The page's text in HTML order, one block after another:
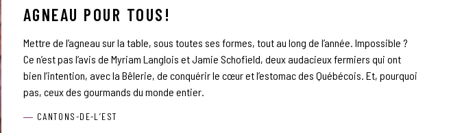
AGNEAU POUR TOUS!
Mettre de l’agneau sur la table, sous toutes ses formes, tout au long de l’année. Impossible ?
Ce n’est pas l’avis de Myriam Langlois et Jamie Schofield, deux audacieux fermiers qui ont
bien l’intention, avec la Bêlerie, de conquérir le cœur et l’estomac des Québécois. Et, pourquoi
pas, ceux des gourmands du monde entier.
CANTONS-DE-L’EST